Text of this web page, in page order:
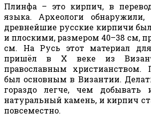
Плинфа – это кирпич, в
языка. Археологи
древнейшие русские кирпичи
и плоскими, размером 40–38 см,
см. На Русь этот материал для
пришёл в Х веке из
православным христианством.
был основным в Византии.
гораздо легче, чем добывать
натуральный камень, и кирпич
повсеместно.